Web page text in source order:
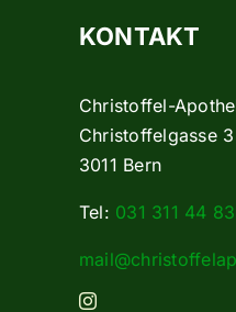
KONTAKT
Christoffel-
Christoffelgasse 3
3011 Bern
Tel: 031 311 44 83